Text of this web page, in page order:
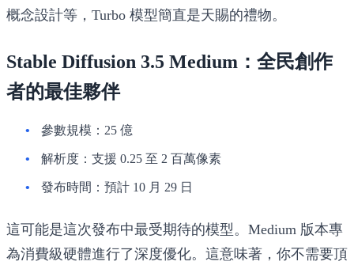
概念設計等，Turbo 模型簡直是天賜的禮物。
Stable Diffusion 3.5 Medium：全民創作
者的最佳夥伴
參數規模 ：25 億
解析度 ：支援 0.25 至 2 百萬像素
發布時間 ：預計 10 月 29 日
這可能是這次發布中最受期待的模型。Medium 版本專
為消費級硬體進行了深度優化。這意味著， 你不需要頂